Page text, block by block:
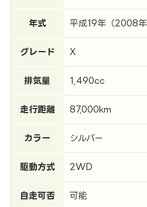
年式 平成19年（2008年
グレード X
排気量 1,490cc
走行距離 87,000km
カラー シルバー
駆動方式 2WD
自走可否 可能